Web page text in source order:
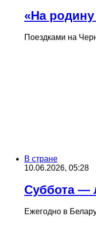
«На
Поездками на
В стране
10.06.2026, 05:28
Суббота —
Ежегодно в